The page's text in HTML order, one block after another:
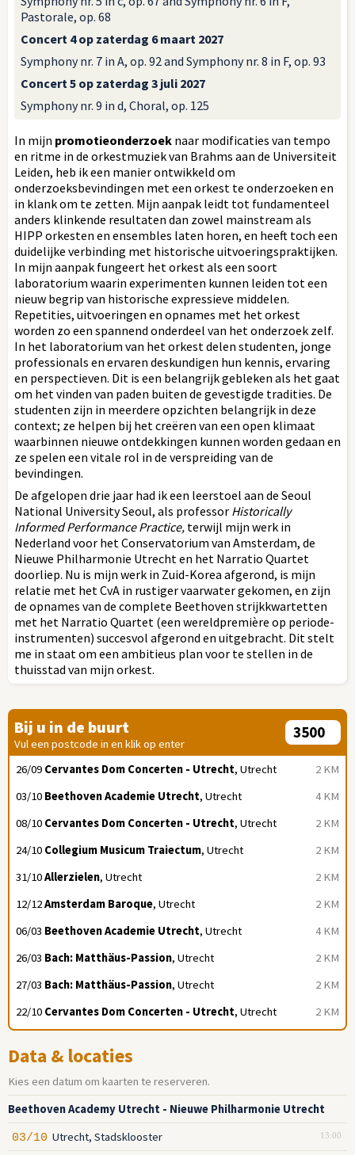
Pastorale, op. 68
Concert 4 op zaterdag 6 maart 2027
Symphony nr. 7 in A, op. 92 and Symphony nr. 8 in F, op. 93
Concert 5 op zaterdag 3 juli 2027
Symphony nr. 9 in d, Choral, op. 125
In mijn promotieonderzoek naar modificaties van tempo
en ritme in de orkestmuziek van Brahms aan de Universiteit
Leiden, heb ik een manier ontwikkeld om
onderzoeksbevindingen met een orkest te onderzoeken en
in klank om te zetten. Mijn aanpak leidt tot fundamenteel
anders klinkende resultaten dan zowel mainstream als
HIPP orkesten en ensembles laten horen, en heeft toch een
duidelijke verbinding met historische uitvoeringspraktijken.
In mijn aanpak fungeert het orkest als een soort
laboratorium waarin experimenten kunnen leiden tot een
nieuw begrip van historische expressieve middelen.
Repetities, uitvoeringen en opnames met het orkest
worden zo een spannend onderdeel van het onderzoek zelf.
In het laboratorium van het orkest delen studenten, jonge
professionals en ervaren deskundigen hun kennis, ervaring
en perspectieven. Dit is een belangrijk gebleken als het gaat
om het vinden van paden buiten de gevestigde tradities. De
studenten zijn in meerdere opzichten belangrijk in deze
context; ze helpen bij het creëren van een open klimaat
waarbinnen nieuwe ontdekkingen kunnen worden gedaan en
ze spelen een vitale rol in de verspreiding van de
bevindingen.
De afgelopen drie jaar had ik een leerstoel aan de Seoul
National University Seoul, als professor Historically
Informed Performance Practice, terwijl mijn werk in
Nederland voor het Conservatorium van Amsterdam, de
Nieuwe Philharmonie Utrecht en het Narratio Quartet
doorliep. Nu is mijn werk in Zuid-Korea afgerond, is mijn
relatie met het CvA in rustiger vaarwater gekomen, en zijn
de opnames van de complete Beethoven strijkkwartetten
met het Narratio Quartet (een wereldpremière op periode-
instrumenten) succesvol afgerond en uitgebracht. Dit stelt
me in staat om een ambitieus plan voor te stellen in de
thuisstad van mijn orkest.
Bij u in de buurt
Vul een postcode in en klik op enter
2 KM
26/09 Cervantes Dom Concerten - Utrecht, Utrecht
4 KM
03/10 Beethoven Academie Utrecht, Utrecht
2 KM
08/10 Cervantes Dom Concerten - Utrecht, Utrecht
2 KM
24/10 Collegium Musicum Traiectum, Utrecht
2 KM
31/10Allerzielen, Utrecht
2 KM
12/12Amsterdam Baroque, Utrecht
4 KM
06/03 Beethoven Academie Utrecht, Utrecht
2 KM
26/03 Bach: Matthäus-Passion, Utrecht
2 KM
27/03 Bach: Matthäus-Passion, Utrecht
2 KM
22/10 Cervantes Dom Concerten - Utrecht, Utrecht
Data & locaties
Kies een datum om kaarten te reserveren.
Beethoven Academy Utrecht - Nieuwe Philharmonie Utrecht
13:00
03/10 Utrecht, Stadsklooster